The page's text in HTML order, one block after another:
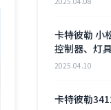
卡特彼勒 小
控制器、灯
2025年4月9日
2025.04.10
卡特彼勒